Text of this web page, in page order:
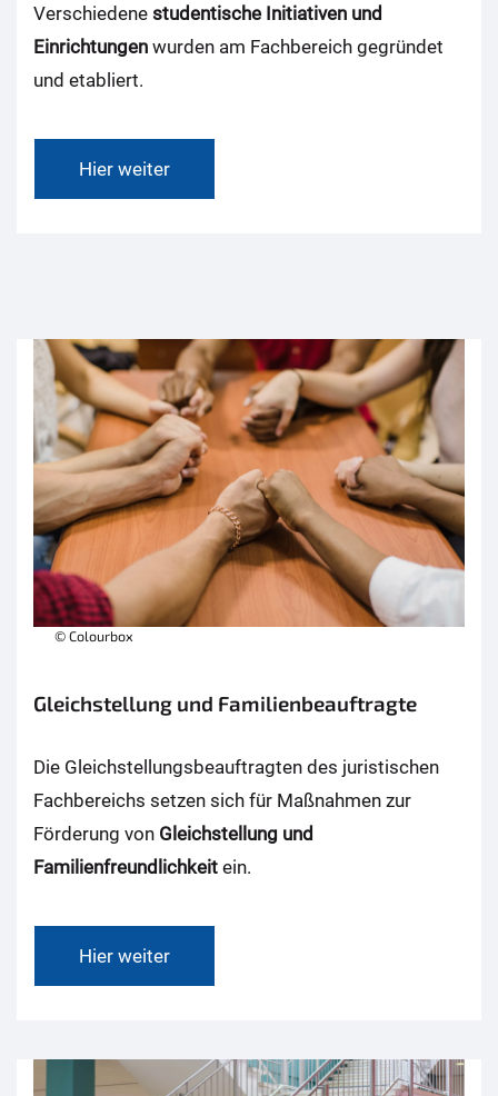
Verschiedene studentische Initiativen und
Einrichtungen wurden am Fachbereich gegründet
und etabliert.
Hier weiter
© Colourbox
Gleichstellung und Familienbeauftragte
Die Gleichstellungsbeauftragten des juristischen
Fachbereichs setzen sich für Maßnahmen zur
Förderung von Gleichstellung und
Familienfreundlichkeit ein.
Hier weiter